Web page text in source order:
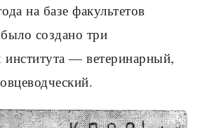
на базе факультетов
создано три
института — ветеринарный,